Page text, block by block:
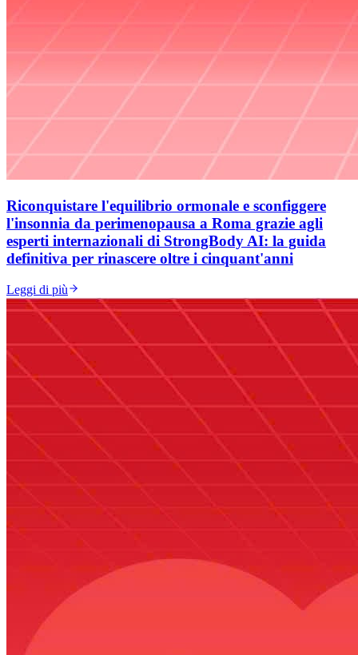
Riconquistare l'equilibrio ormonale e sconfiggere
l'insonnia da perimenopausa a Roma grazie agli
esperti internazionali di StrongBody AI: la guida
definitiva per rinascere oltre i cinquant'anni
Leggi di più